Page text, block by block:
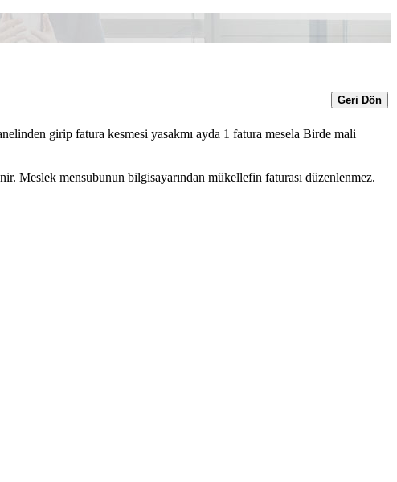
Geri Dön
girip fatura kesmesi yasakmı ayda 1 fatura mesela Birde mali
Meslek mensubunun bilgisayarından mükellefin faturası düzenlenmez.